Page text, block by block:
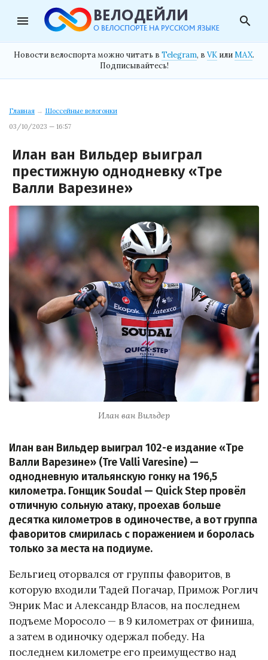
menu search
Новости велоспорта можно читать в Telegram, в VK илиMAX.
Подписывайтесь!
Главная → Шоссейные велогонки
03/10/2023 — 16:57
Илан ван Вильдер выиграл
престижную однодневку «Тре
Валли Варезине»
Илан ван Вильдер
Илан ван Вильдер выиграл 102-е издание «Тре
Валли Варезине» (Tre Valli Varesine) —
однодневную итальянскую гонку на 196,5
километра. Гонщик Soudal — Quick Step провёл
отличную сольную атаку, проехав больше
десятка километров в одиночестве, а вот группа
фаворитов смирилась с поражением и боролась
только за места на подиуме.
Бельгиец оторвался от группы фаворитов, в
которую входили Тадей Погачар, Примож Роглич
Энрик Мас и Александр Власов, на последнем
подъеме Моросоло — в 9 километрах от финиша,
а затем в одиночку одержал победу. На
последнем километре его преимущество над